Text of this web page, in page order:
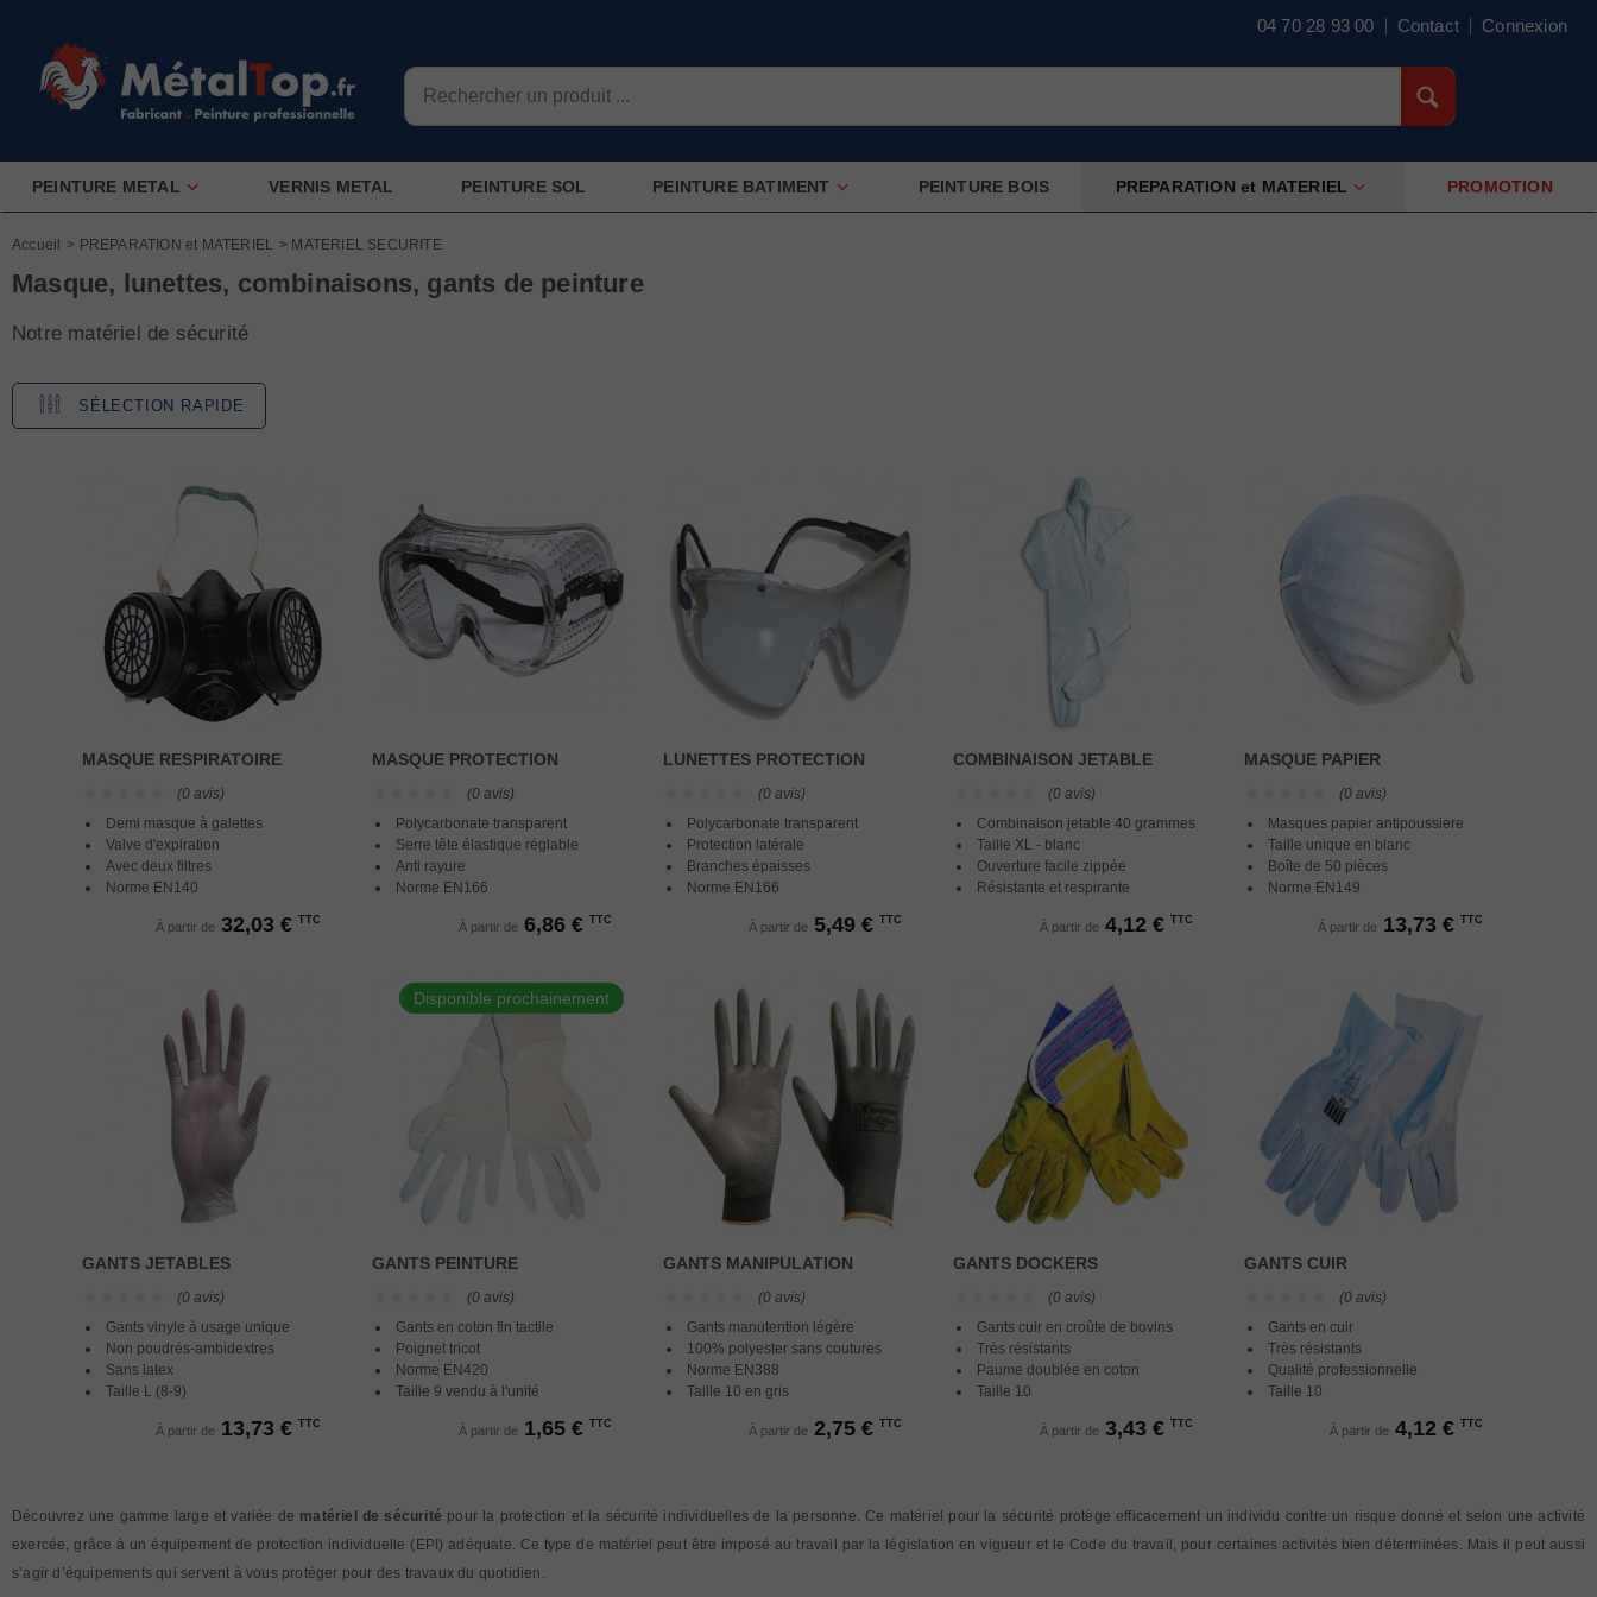
04 70 28 93 00 Contact Connexion
PEINTURE METAL VERNIS METAL PEINTURE SOL PEINTURE BATIMENT PEINTURE BOIS PREPARATION et MATERIEL PROMOTION
Accueil > PREPARATION et MATERIEL > MATERIEL SECURITE
Masque, lunettes, combinaisons, gants de peinture
Notre matériel de sécurité
SÉLECTION RAPIDE
MASQUE RESPIRATOIRE
(0 avis)
Demi masque à galettes
Valve d'expiration
Avec deux filtres
Norme EN140
À partir de 32,03 € TTC
MASQUE PROTECTION
(0 avis)
Polycarbonate transparent
Serre tête élastique réglable
Anti rayure
Norme EN166
À partir de 6,86 € TTC
LUNETTES PROTECTION
(0 avis)
Polycarbonate transparent
Protection latérale
Branches épaisses
Norme EN166
À partir de 5,49 € TTC
COMBINAISON JETABLE
(0 avis)
Combinaison jetable 40 grammes
Taille XL - blanc
Ouverture facile zippée
Résistante et respirante
À partir de 4,12 € TTC
MASQUE PAPIER
(0 avis)
Masques papier antipoussiere
Taille unique en blanc
Boîte de 50 pièces
Norme EN149
À partir de 13,73 € TTC
GANTS JETABLES
(0 avis)
Gants vinyle à usage unique
Non poudrés-ambidextres
Sans latex
Taille L (8-9)
À partir de 13,73 € TTC
GANTS PEINTURE
(0 avis)
Gants en coton fin tactile
Poignet tricot
Norme EN420
Taille 9 vendu à l'unité
Disponible prochainement
À partir de 1,65 € TTC
GANTS MANIPULATION
(0 avis)
Gants manutention légère
100% polyester sans coutures
Norme EN388
Taille 10 en gris
À partir de 2,75 € TTC
GANTS DOCKERS
(0 avis)
Gants cuir en croûte de bovins
Très résistants
Paume doublée en coton
Taille 10
À partir de 3,43 € TTC
GANTS CUIR
(0 avis)
Gants en cuir
Très résistants
Qualité professionnelle
Taille 10
À partir de 4,12 € TTC
Découvrez une gamme large et variée de matériel de sécurité pour la protection et la sécurité individuelles de la personne. Ce matériel pour la sécurité protège efficacement un individu contre un risque donné et selon une activité
exercée, grâce à un équipement de protection individuelle (EPI) adéquate. Ce type de matériel peut être imposé au travail par la législation en vigueur et le Code du travail, pour certaines activités bien déterminées. Mais il peut aussi
s’agir d’équipements qui servent à vous protéger pour des travaux du quotidien.